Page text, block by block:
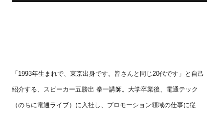
「1993年生まれで、東京出身です。皆さんと同じ 20代です」と自己
紹介する、スピーカー五勝出 拳一講師。大学卒業後、電通テック
（のちに電通ライブ）に入社し、プロモーション領域の仕事に従